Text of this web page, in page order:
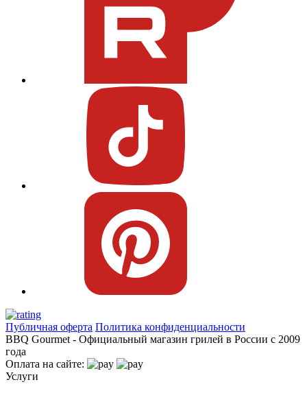
Публичная оферта Политика конфиденциальности
BBQ Gourmet - Официальный магазин грилей в России с 2009
года
Оплата на сайте:
Услуги